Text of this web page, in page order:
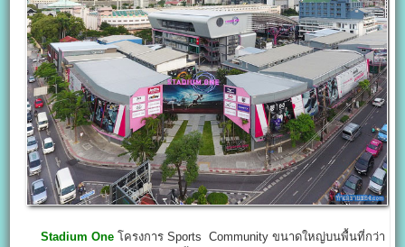
Stadium One โครงการ Sports Community ขนาดใหญ่บนพื้นที่กว่า